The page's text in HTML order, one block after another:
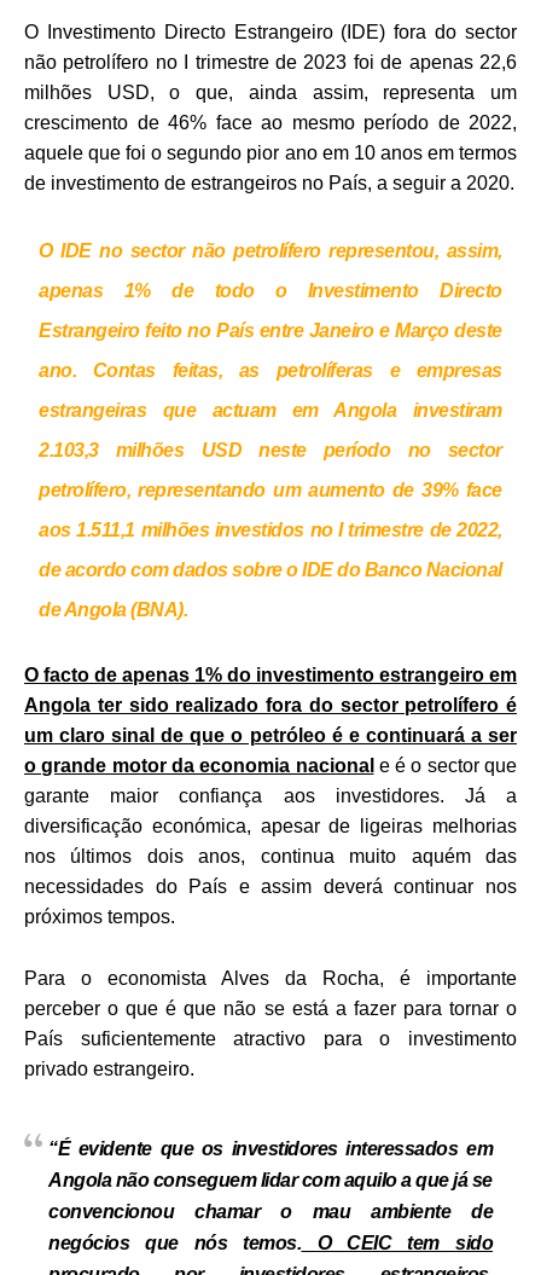
O Investimento Directo Estrangeiro (IDE) fora do sector
não petrolífero no I trimestre de 2023 foi de apenas 22,6
milhões USD, o que, ainda assim, representa um
crescimento de 46% face ao mesmo período de 2022,
aquele que foi o segundo pior ano em 10 anos em termos
de investimento de estrangeiros no País, a seguir a 2020.
OIDEno sector não petrolífero representou, assim,
apenas 1% de todo o Investimento Directo
Estrangeiro feito no País entre Janeiro e Março deste
ano. Contas feitas, as petrolíferas e empresas
estrangeiras que actuam em Angola investiram
2.103,3 milhões USD neste período no sector
petrolífero, representando um aumento de 39% face
aos 1.511,1 milhões investidos no I trimestre de 2022,
de acordo com dados sobre o IDE do Banco Nacional
de Angola (BNA).
O facto de apenas 1% do investimento estrangeiro em
Angola ter sido realizado fora do sector petrolífero é
um claro sinal de que o petróleo é e continuará a ser
o grande motor da economia nacional e é o sector que
garante maior confiança aos investidores. Já a
diversificação económica, apesar de ligeiras melhorias
nos últimos dois anos, continua muito aquém das
necessidades do País e assim deverá continuar nos
próximos tempos.
Para o economista Alves da Rocha, é importante
perceber o que é que não se está a fazer para tornar o
País suficientemente atractivo para o investimento
privado estrangeiro.
“É evidente que os investidores interessados em
Angola não conseguem lidar com aquilo a que já se
convencionou chamar o mau ambiente de
negócios que nós temos. O CEIC tem sido